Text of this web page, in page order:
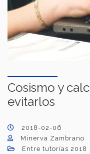
Cosismo y
evitarlos
2018-02-06
Minerva Zambrano
Entre tutorías 2018